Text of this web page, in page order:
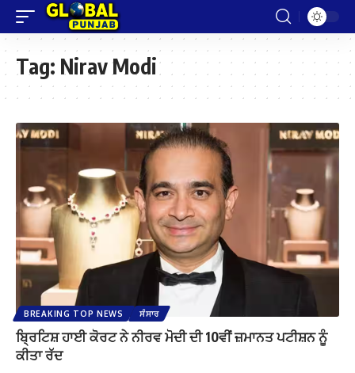
Tag: Nirav Modi
BREAKING TOP NEWS ਸੰਸਾਰ
ਬ੍ਰਿਟਿਸ਼ ਹਾਈ ਕੋਰਟ ਨੇ ਨੀਰਵ ਮੋਦੀ ਦੀ 10ਵੀਂ ਜ਼ਮਾਨਤ ਪਟੀਸ਼ਨ ਨੂੰ
ਕੀਤਾ ਰੱਦ